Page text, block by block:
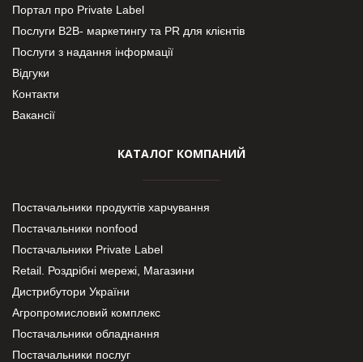
Портал про Private Label
Послуги В2В- маркетингу та PR для клієнтів
Послуги з надання інформації
Відгуки
Контакти
Вакансії
КАТАЛОГ КОМПАНИЙ
Постачальники продуктів харчування
Постачальники nonfood
Постачальники Private Label
Retail. Роздрібні мережі, Магазини
Дистрибутори України
Агропромисловий комплекс
Постачальники обладнання
Постачальники послуг